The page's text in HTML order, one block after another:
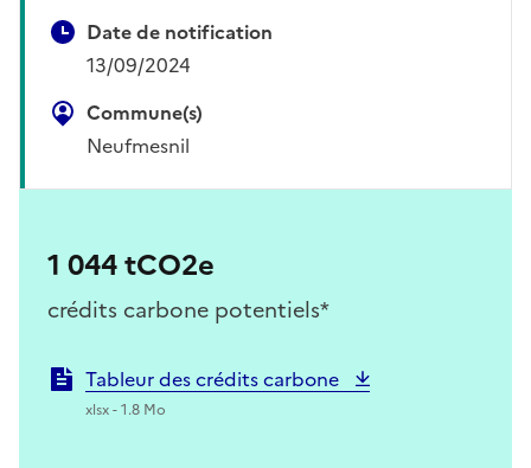
Date de notification
13/09/2024
Commune(s)
Neufmesnil
1 044 tCO2e
crédits carbone potentiels*
Tableur des crédits carbone
xlsx - 1.8 Mo